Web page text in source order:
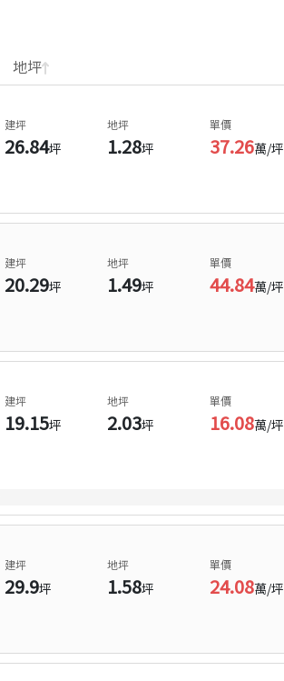
地坪
建坪
26.84坪
地坪
1.28坪
單價
37.26萬/坪
建坪
20.29坪
地坪
1.49坪
單價
44.84萬/坪
建坪
19.15坪
地坪
2.03坪
單價
16.08萬/坪
建坪
29.9坪
地坪
1.58坪
單價
24.08萬/坪